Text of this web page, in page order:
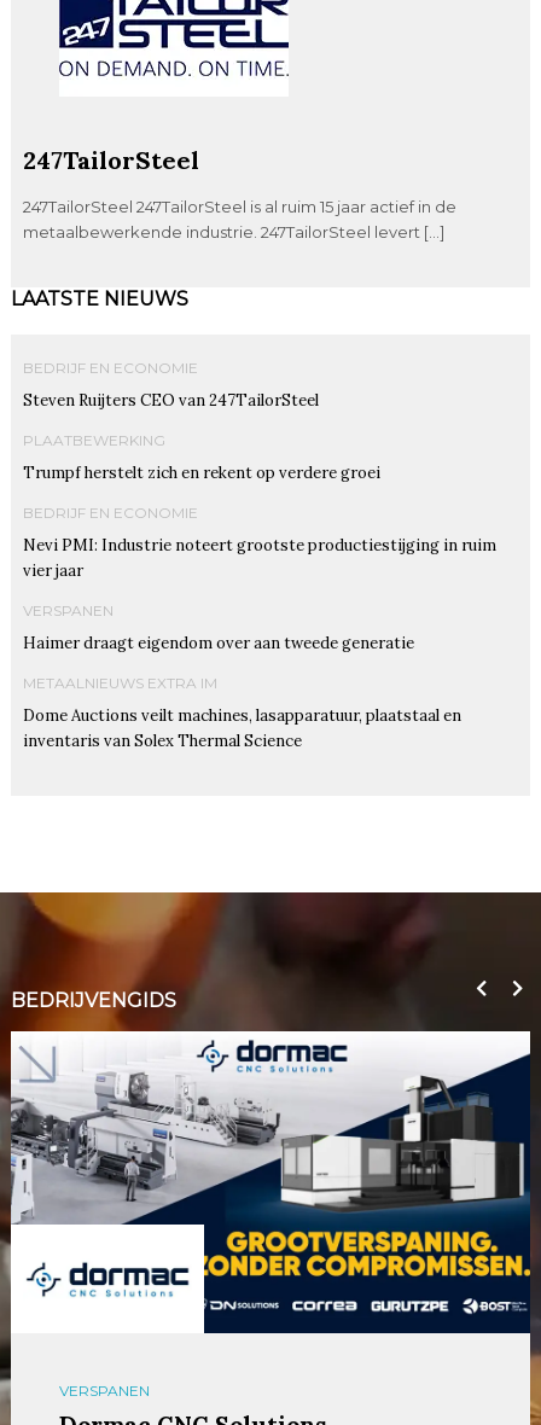
247TailorSteel
247TailorSteel 247TailorSteel is al ruim 15 jaar actief in de
metaalbewerkende industrie. 247TailorSteel levert […]
LAATSTE NIEUWS
BEDRIJF EN ECONOMIE
Steven Ruijters CEO van 247TailorSteel
PLAATBEWERKING
Trumpf herstelt zich en rekent op verdere groei
BEDRIJF EN ECONOMIE
Nevi PMI: Industrie noteert grootste productiestijging in ruim
vier jaar
VERSPANEN
Haimer draagt eigendom over aan tweede generatie
METAALNIEUWS EXTRA IM
Dome Auctions veilt machines, lasapparatuur, plaatstaal en
inventaris van Solex Thermal Science
BEDRIJVENGIDS
VERSPANEN